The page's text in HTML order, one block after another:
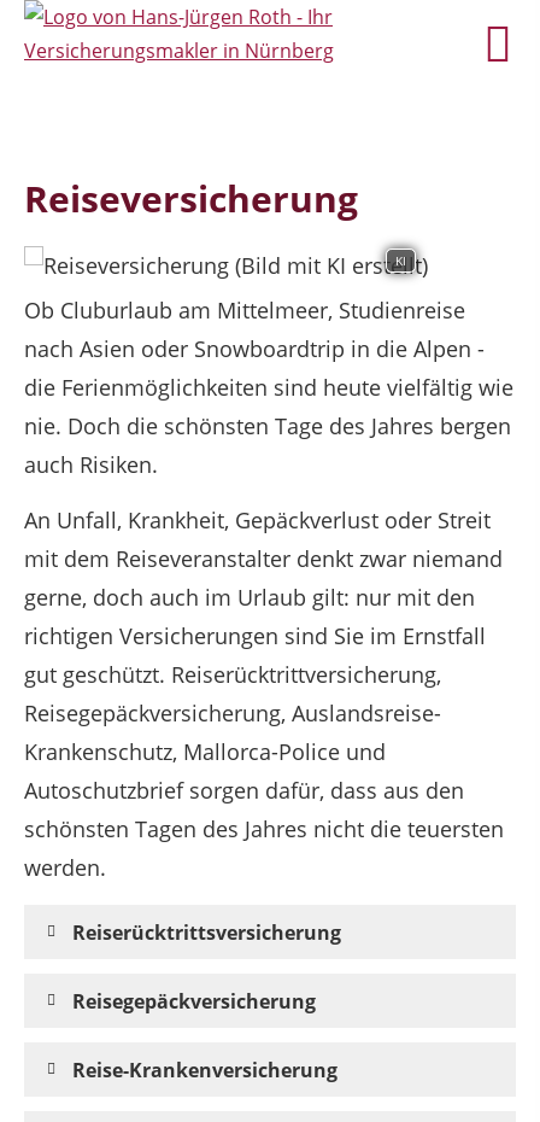
Reiseversicherung
KI
Ob Cluburlaub am Mittelmeer, Studienreise
nach Asien oder Snowboardtrip in die Alpen -
die Ferienmöglichkeiten sind heute vielfältig wie
nie. Doch die schönsten Tage des Jahres bergen
auch Risiken.
An Unfall, Krankheit, Gepäckverlust oder Streit
mit dem Reiseveranstalter denkt zwar niemand
gerne, doch auch im Urlaub gilt: nur mit den
richtigen Versicherungen sind Sie im Ernstfall
gut geschützt. Reiserücktrittversicherung,
Reisegepäckversicherung, Auslandsreise-
Krankenschutz, Mallorca-Police und
Autoschutzbrief sorgen dafür, dass aus den
schönsten Tagen des Jahres nicht die teuersten
werden.
Reiserücktrittsversicherung
Reisegepäckversicherung
Reise-Krankenversicherung